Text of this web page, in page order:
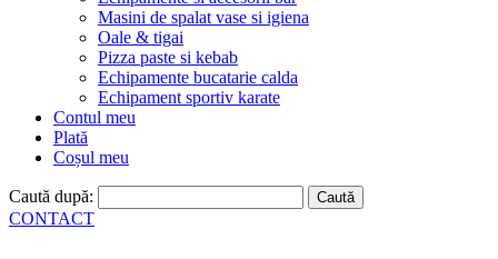
Masini de spalat vase si igiena
Oale & tigai
Pizza paste si kebab
Echipamente bucatarie calda
Echipament sportiv karate
Contul meu
Plată
Coșul meu
Caută după:
CONTACT